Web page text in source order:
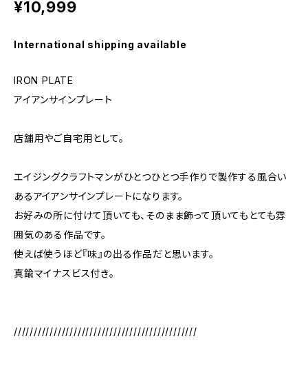
¥10,999
International shipping available
IRON PLATE
アイアンサインプレート
店舗用やご自宅用として。
エイジングクラフトマンがひとつひとつ手作りで製作する風合い
あるアイアンサインプレートになります。
お好みの所に付けて頂いても、そのまま飾って頂いてもとても雰
囲気のある作品です。
使えば使うほど『味』の出る作品だと思います。
真鍮マイナスビス付き。
//////////////////////////////////////////////